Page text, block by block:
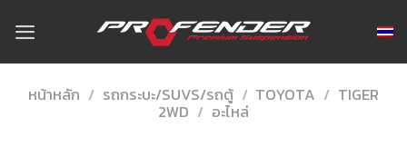
content
หน้าหลัก / รถกระบะ/SUVS/รถตู้ / TOYOTA / TIGER
2WD / อะไหล่